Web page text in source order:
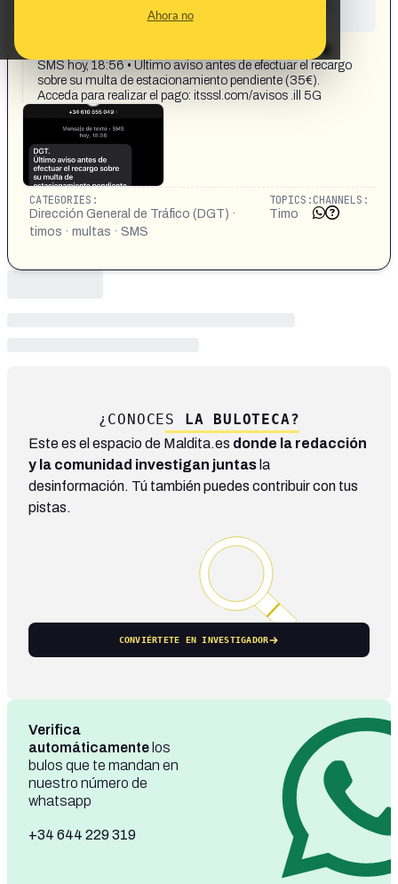
Ahora no
19:32 1 DGT. +34 610 855 049 > Mensaje de texto ⚫
SMS hoy, 18:56 • Último aviso antes de efectuar el recargo
sobre su multa de estacionamiento pendiente (35€).
Acceda para realizar el pago: itsssl.com/avisos .ill 5G
CATEGORIES:
Dirección General de Tráfico (DGT) ·
timos · multas · SMS
TOPICS:
Timo
CHANNELS:
¿CONOCES LA BULOTECA?
Este es el espacio de Maldita.es donde la redacción
y la comunidad investigan juntas la
desinformación. Tú también puedes contribuir con tus
pistas.
CONVIÉRTETE EN INVESTIGADOR
Verifica
automáticamente los
bulos que te mandan en
nuestro número de
whatsapp
+34 644 229 319